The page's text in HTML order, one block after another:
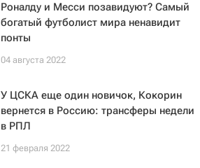
Роналду и Месси позавидуют? Самый
богатый футболист мира ненавидит
понты
04 августа 2022
У ЦСКА еще один новичок, Кокорин
вернется в Россию: трансферы недели
в РПЛ
21 февраля 2022